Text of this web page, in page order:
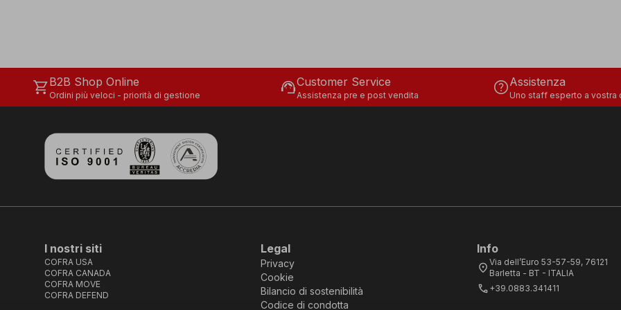
shopping_cartB2B Shop Online
Ordini più veloci - priorità di gestione support_agentCustomer Service
Assistenza pre e post vendita helpAssistenza
Uno staff esperto a vostra
I nostri siti
COFRA USA
COFRA CANADA
COFRA MOVE
COFRA DEFEND
Legal
Privacy
Cookie
Bilancio di sostenibilità
Codice di condotta
Info
location_on Via dell’Euro 53-57-59, 76121
Barletta - BT - ITALIA
call +39.0883.341411